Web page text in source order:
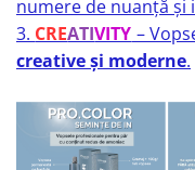
Perii de par
Bijuterii par
Cleme de par
Clipsuri de par
Pulverizatoare
numere de nuanță și
3. CREATIVITY –
creative și moderne.